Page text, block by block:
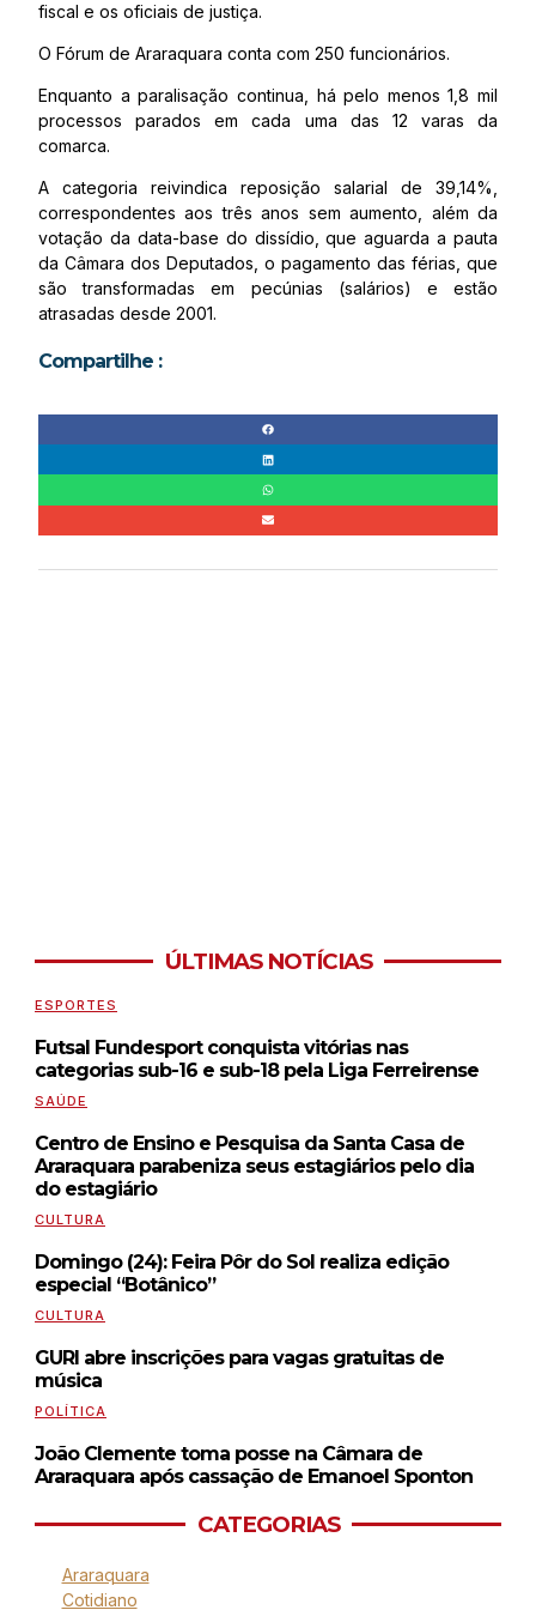
fiscal e os oficiais de justiça.
O Fórum de Araraquara conta com 250 funcionários.
Enquanto a paralisação continua, há pelo menos 1,8 mil
processos parados em cada uma das 12 varas da
comarca.
A categoria reivindica reposição salarial de 39,14%,
correspondentes aos três anos sem aumento, além da
votação da data-base do dissídio, que aguarda a pauta
da Câmara dos Deputados, o pagamento das férias, que
são transformadas em pecúnias (salários) e estão
atrasadas desde 2001.
Compartilhe :
ÚLTIMAS NOTÍCIAS
ESPORTES
Futsal Fundesport conquista vitórias nas
categorias sub-16 e sub-18 pela Liga Ferreirense
SAÚDE
Centro de Ensino e Pesquisa da Santa Casa de
Araraquara parabeniza seus estagiários pelo dia
do estagiário
CULTURA
Domingo (24): Feira Pôr do Sol realiza edição
especial “Botânico”
CULTURA
GURI abre inscrições para vagas gratuitas de
música
POLÍTICA
João Clemente toma posse na Câmara de
Araraquara após cassação de Emanoel Sponton
CATEGORIAS
Araraquara
Cotidiano